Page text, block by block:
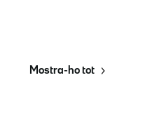
Mostra-ho tot